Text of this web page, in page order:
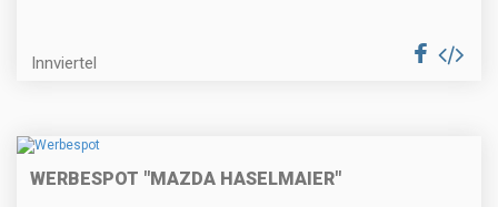
Innviertel
WERBESPOT "MAZDA HASELMAIER"